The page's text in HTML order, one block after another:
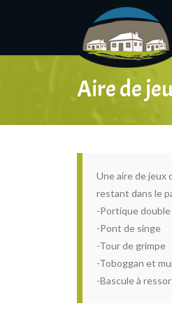
Aire de
Une aire de jeux
restant dans le
-Portique
-Pont de singe
-Tour de grimpe
-Toboggan et
-Bascule à